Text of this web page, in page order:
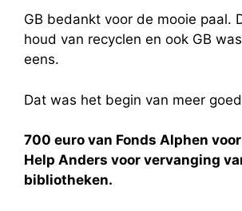
GB bedankt voor de mooie paal.
houd van recyclen en ook GB
eens.
Dat was het begin van meer
700 euro van Fonds Alphen
Help Anders voor vervanging
bibliotheken.